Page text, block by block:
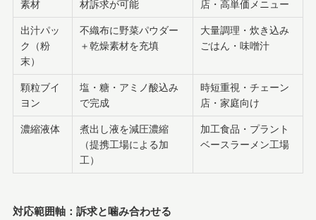
素材
材訴求が可能
店・高単価メニュー
出汁パッ
ク（粉
末）
不織布に野菜パウダー
＋乾燥素材を充填
大量調理・炊き込み
ごはん・味噌汁
顆粒ブイ
ヨン
塩・糖・アミノ酸込み
で完成
時短重視・チェーン
店・家庭向け
濃縮液体
煮出し液を減圧濃縮
（提携工場による加
工）
加工食品・プラント
ベースラーメン工場
対応範囲軸：訴求と噛み合わせる